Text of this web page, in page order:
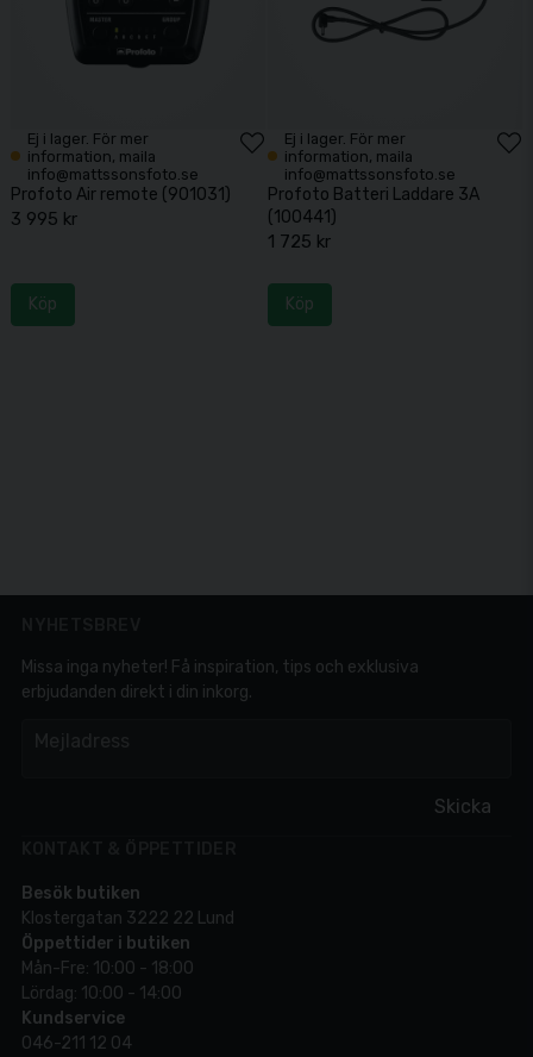
Ej i lager. För mer
information, maila
info@mattssonsfoto.se
Profoto Air remote (901031)
3 995 kr
Köp
Ej i lager. För mer
information, maila
info@mattssonsfoto.se
Profoto Batteri Laddare 3A
(100441)
1 725 kr
Köp
Skicka
Missa inga nyheter! Få inspiration, tips och exklusiva
erbjudanden direkt i din inkorg.
Besök butiken
Klostergatan 3222 22 Lund
Öppettider i butiken
Mån-Fre: 10:00 - 18:00
Lördag: 10:00 - 14:00
Kundservice
046-211 12 04